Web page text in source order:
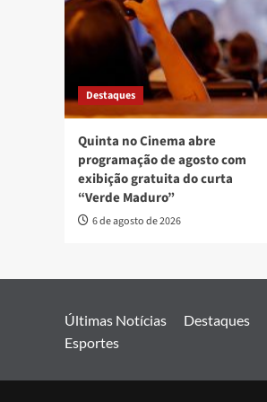
Destaques
Quinta no Cinema abre
programação de agosto com
exibição gratuita do curta
“Verde Maduro”
6 de agosto de 2026
Últimas Notícias Destaques
Esportes